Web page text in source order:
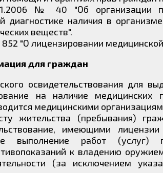
№ 40 "Об организации
диагностике наличия в
веществ".
"О лицензировании медицинской
для граждан
освидетельствования для
на наличие медицинских
медицинскими
жительства (пребывания)
имеющими
выполнение работ (услуг)
к владению
(за исключением